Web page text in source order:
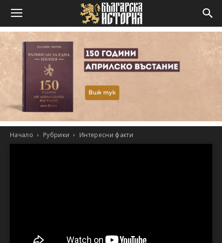
Начало Рубрики Интересни факти